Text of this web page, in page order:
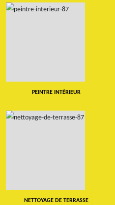
PEINTRE INTÉRIEUR
NETTOYAGE DE TERRASSE